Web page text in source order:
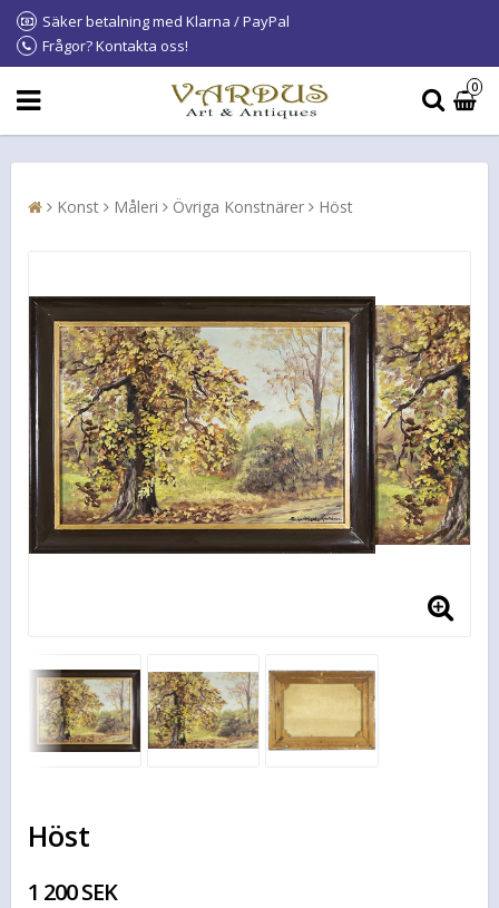
Säker betalning med Klarna / PayPal
Frågor? Kontakta oss!
0
Konst Måleri Övriga Konstnärer Höst
Höst
1 200 SEK